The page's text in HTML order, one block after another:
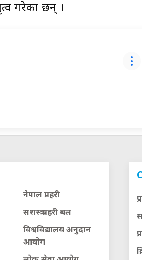
गरेका छन् ।
नेपाल प्रहरी
सशस्त्र प्रहरी बल
विश्वविद्यालय अनुदान
आयाेग